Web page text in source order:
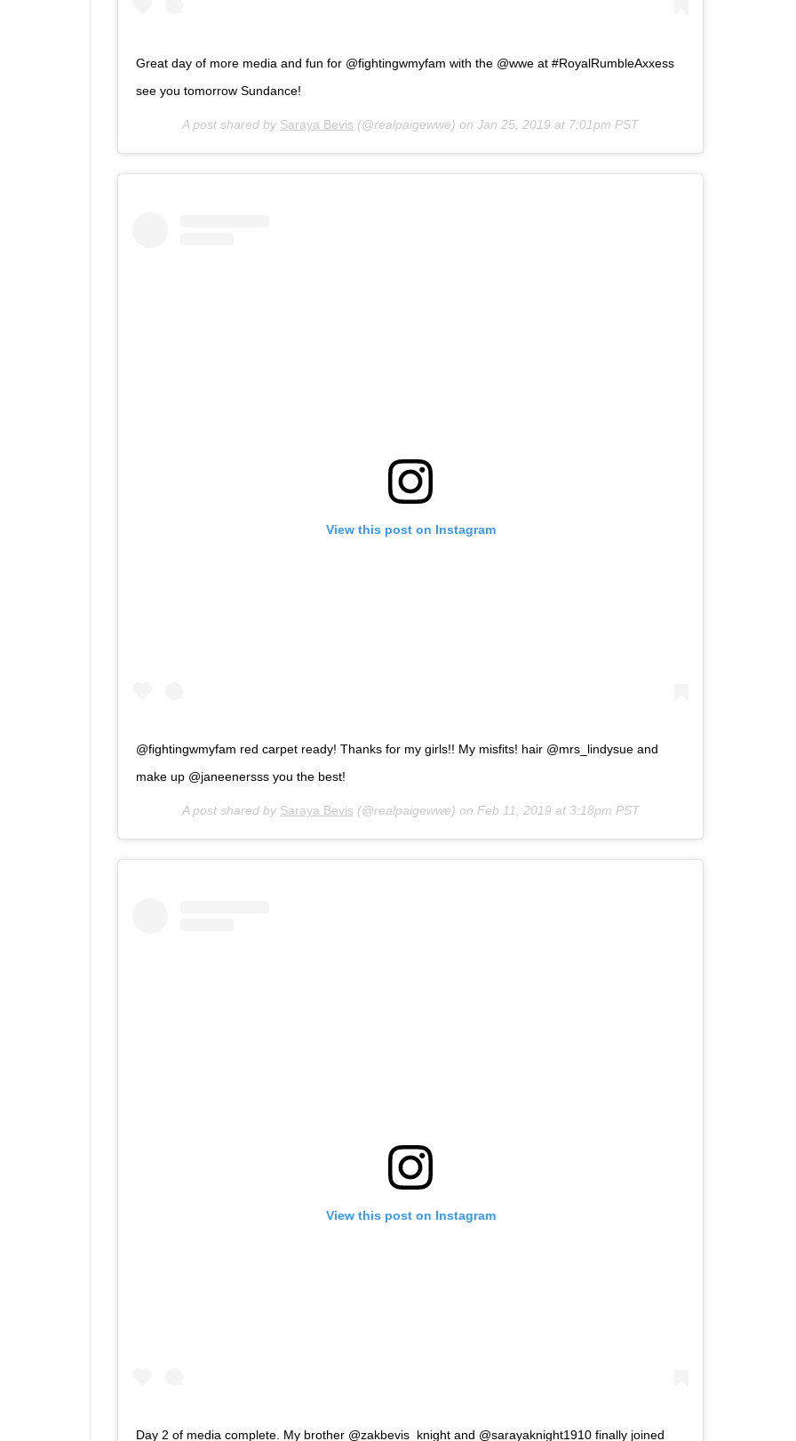
Great day of more media and fun for @fightingwmyfam with the @wwe at #RoyalRumbleAxxess
see you tomorrow Sundance!
A post shared by Saraya Bevis (@realpaigewwe) on Jan 25, 2019 at 7:01pm PST
View this post on Instagram
@fightingwmyfam red carpet ready! Thanks for my girls!! My misfits! hair @mrs_lindysue and
make up @janeenersss you the best!
A post shared by Saraya Bevis (@realpaigewwe) on Feb 11, 2019 at 3:18pm PST
View this post on Instagram
Day 2 of media complete. My brother @zakbevis_knight and @sarayaknight1910 finally joined